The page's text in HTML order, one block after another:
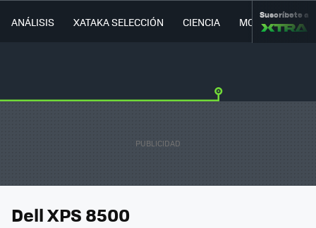
ANÁLISIS XATAKA SELECCIÓN CIENCIA MOVILIDAD
Suscríbete a
Dell XPS 8500